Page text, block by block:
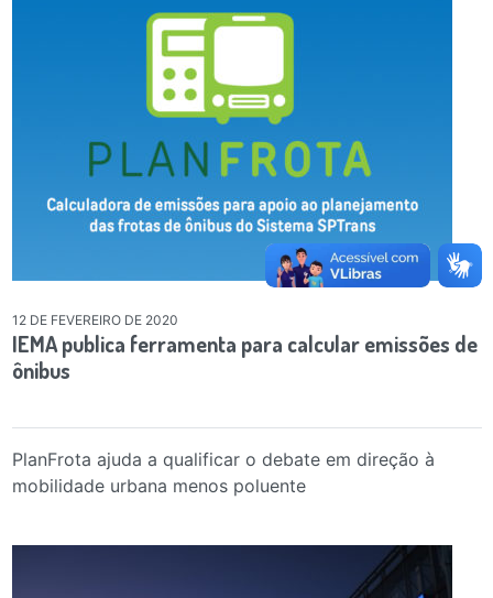
12 DE FEVEREIRO DE 2020
IEMA publica ferramenta para calcular emissões de
ônibus
PlanFrota ajuda a qualificar o debate em direção à
mobilidade urbana menos poluente